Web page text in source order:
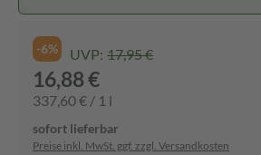
-6% UVP: 17,95 €
16,88 €
337,60 € / 1 l
sofort lieferbar
Preise inkl. MwSt. ggf. zzgl. Versandkosten